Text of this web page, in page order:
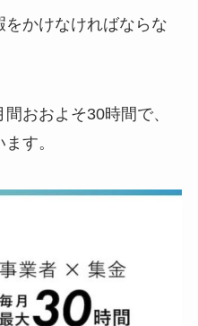
かけなければならな
おおよそ30時間で、
す。